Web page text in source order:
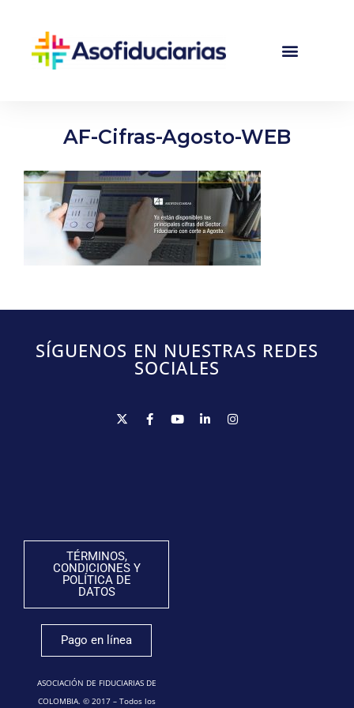
AF-Cifras-Agosto-WEB
SÍGUENOS EN NUESTRAS REDES
SOCIALES
TÉRMINOS,
CONDICIONES Y
POLÍTICA DE
DATOS
Pago en línea
ASOCIACIÓN DE FIDUCIARIAS DE
COLOMBIA. © 2017 – Todos los